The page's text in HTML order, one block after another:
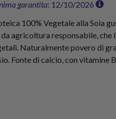
garantita: 12/10/2026
100% Vegetale alla Soia
agricoltura responsabile,
Naturalmente povero di
Fonte di calcio, con vitamine